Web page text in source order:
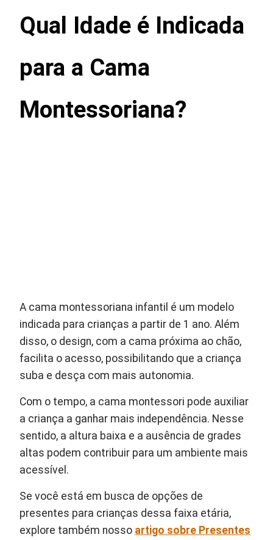
Qual Idade é Indicada
para a Cama
Montessoriana?
A cama montessoriana infantil é um modelo
indicada para crianças a partir de 1 ano. Além
disso, o design, com a cama próxima ao chão,
facilita o acesso, possibilitando que a criança
suba e desça com mais autonomia.
Com o tempo, a cama montessori pode auxiliar
a criança a ganhar mais independência. Nesse
sentido, a altura baixa e a ausência de grades
altas podem contribuir para um ambiente mais
acessível.
Se você está em busca de opções de
presentes para crianças dessa faixa etária,
explore também nosso artigo sobre Presentes